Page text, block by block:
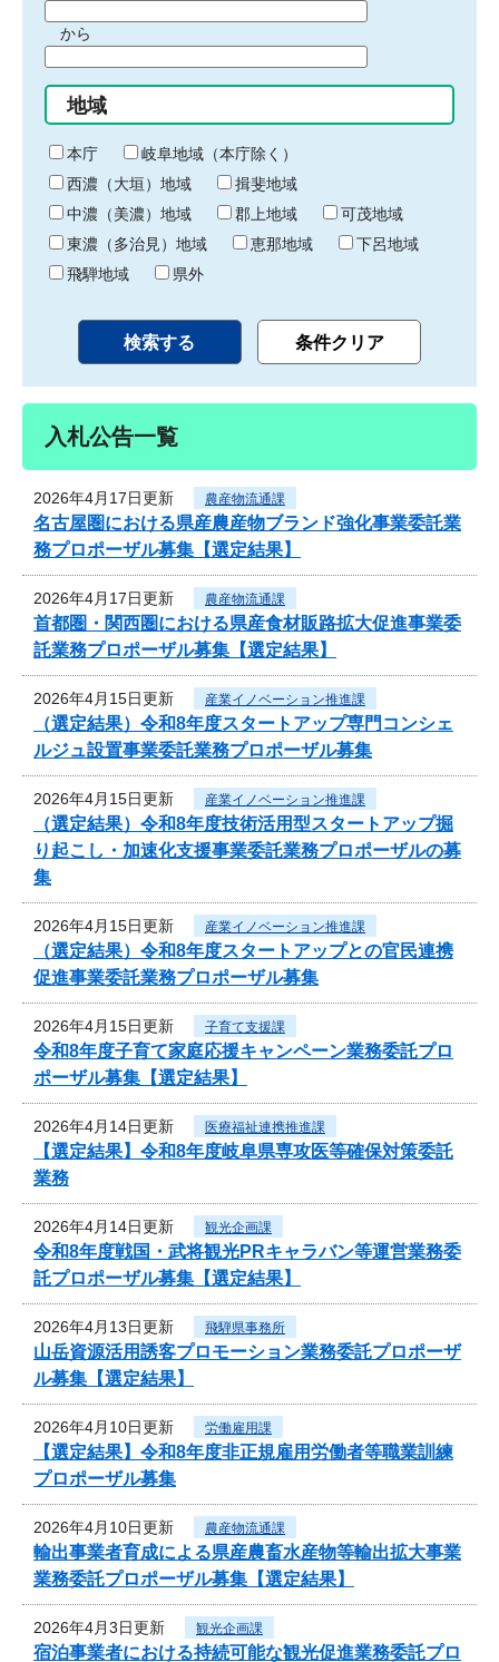
間
始
り
から
間
終
わ
り
地域
本庁
岐阜地域（本庁除く）
西濃（大垣）地域
揖斐地域
中濃（美濃）地域
郡上地域
可茂地域
東濃（多治見）地域
恵那地域
下呂地域
飛騨地域
県外
入札公告一覧
2026年4月17日更新 農産物流通課
名古屋圏における県産農産物ブランド強化事業委託業
務プロポーザル募集【選定結果】
2026年4月17日更新 農産物流通課
首都圏・関西圏における県産食材販路拡大促進事業委
託業務プロポーザル募集【選定結果】
2026年4月15日更新 産業イノベーション推進課
（選定結果）令和8年度スタートアップ専門コンシェ
ルジュ設置事業委託業務プロポーザル募集
2026年4月15日更新 産業イノベーション推進課
（選定結果）令和8年度技術活用型スタートアップ掘
り起こし・加速化支援事業委託業務プロポーザルの募
集
2026年4月15日更新 産業イノベーション推進課
（選定結果）令和8年度スタートアップとの官民連携
促進事業委託業務プロポーザル募集
2026年4月15日更新 子育て支援課
令和8年度子育て家庭応援キャンペーン業務委託プロ
ポーザル募集【選定結果】
2026年4月14日更新 医療福祉連携推進課
【選定結果】令和8年度岐阜県専攻医等確保対策委託
業務
2026年4月14日更新 観光企画課
令和8年度戦国・武将観光PRキャラバン等運営業務委
託プロポーザル募集【選定結果】
2026年4月13日更新 飛騨県事務所
山岳資源活用誘客プロモーション業務委託プロポーザ
ル募集【選定結果】
2026年4月10日更新 労働雇用課
【選定結果】令和8年度非正規雇用労働者等職業訓練
プロポーザル募集
2026年4月10日更新 農産物流通課
輸出事業者育成による県産農畜水産物等輸出拡大事業
業務委託プロポーザル募集【選定結果】
2026年4月3日更新 観光企画課
宿泊事業者における持続可能な観光促進業務委託プロ